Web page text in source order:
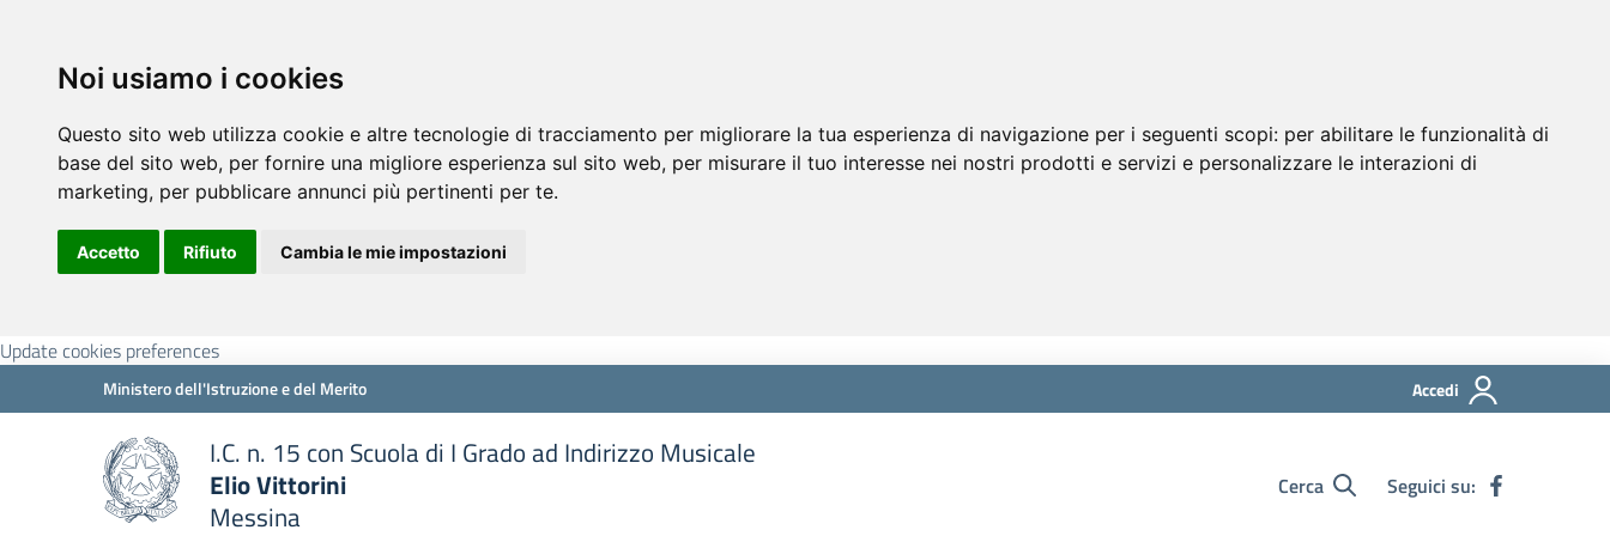
Noi usiamo i cookies
Questo sito web utilizza cookie e altre tecnologie di tracciamento per migliorare la tua esperienza di navigazione per i seguenti scopi: per abilitare le funzionalità di
base del sito web, per fornire una migliore esperienza sul sito web, per misurare il tuo interesse nei nostri prodotti e servizi e personalizzare le interazioni di
marketing, per pubblicare annunci più pertinenti per te.
Accetto Rifiuto Cambia le mie impostazioni
Update cookies preferences
Ministero dell'Istruzione e del Merito Accedi
I.C. n. 15 con Scuola di I Grado ad Indirizzo Musicale
Elio Vittorini
Messina
Cerca Seguici su: